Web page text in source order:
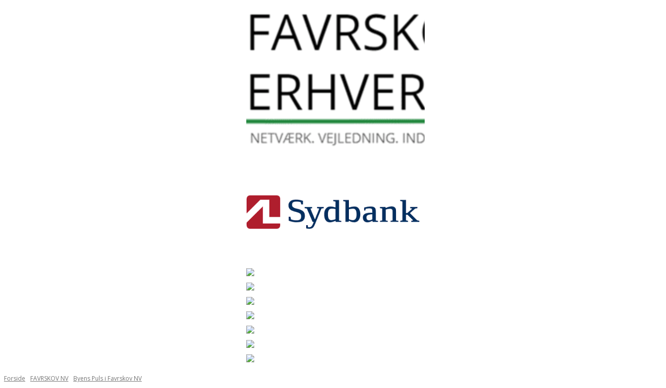
Forside FAVRSKOV NV Byens Puls i Favrskov NV